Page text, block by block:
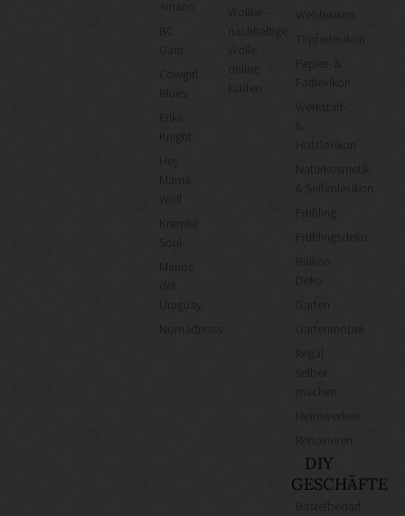
Cowgirl
Knight
Mama
Kremke
Manos
Uruguay
Nomadnoss
Wollke –
nachhaltige
kaufen
Weblexikon
Töpferlexikon
Papier- &
Faltlexikon
Werkstatt-
&
Holzlexikon
Naturkosmetik-
& Seifenlexikon
Frühling
Frühlingsdeko
Deko
Garten
Gartenmöbel
Regal
Heimwerken
DIY
GESCHÄFTE
Bastelbedarf